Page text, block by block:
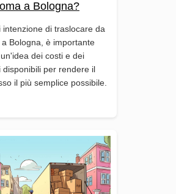
a Bologna?
intenzione di traslocare da
a Bologna, è importante
dei costi e dei
disponibili per rendere il
il più semplice possibile.